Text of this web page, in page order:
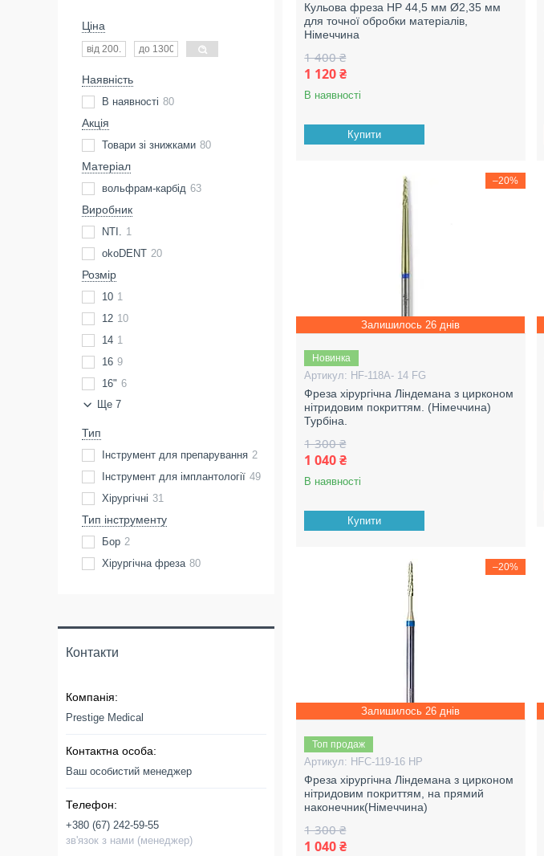
Кульова фреза HP 44,5 мм Ø2,35 мм
для точної обробки матеріалів,
Німеччина
1 400 ₴
1 120 ₴
В наявності
Купити
–20%
Залишилось 26 днів
Новинка
HF-118A- 14 FG
Фреза хірургічна Ліндемана з цирконом
нітридовим покриттям. (Німеччина)
Турбіна.
1 300 ₴
1 040 ₴
В наявності
Купити
–20%
Залишилось 26 днів
Топ продаж
HFC-119-16 HP
Фреза хірургічна Ліндемана з цирконом
нітридовим покриттям, на прямий
наконечник(Німеччина)
1 300 ₴
1 040 ₴
Ціна
Наявність
В наявності 80
Акція
Товари зі знижками 80
Матеріал
вольфрам-карбід 63
Виробник
NTI. 1
okoDENT 20
Розмір
10 1
12 10
14 1
16 9
16" 6
Ще 7
Тип
Інструмент для препарування 2
Інструмент для імплантології 49
Хірургічні 31
Тип інструменту
Бор 2
Хірургічна фреза 80
Контакти
Prestige Medical
Ваш особистий менеджер
+380 (67) 242-59-55
зв'язок з нами (менеджер)